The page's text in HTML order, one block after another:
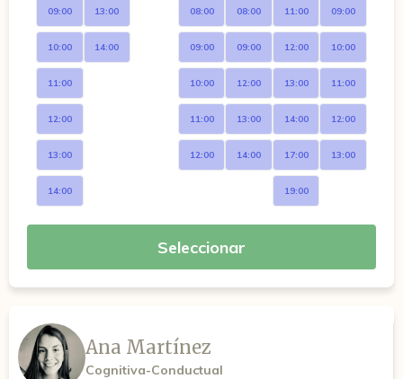
09:00
10:00
11:00
12:00
13:00
14:00
13:00
14:00
08:00
09:00
10:00
11:00
12:00
08:00
09:00
12:00
13:00
14:00
11:00
12:00
13:00
14:00
17:00
19:00
09:00
10:00
11:00
12:00
13:00
Seleccionar
Ana Martínez
Cognitiva-Conductual